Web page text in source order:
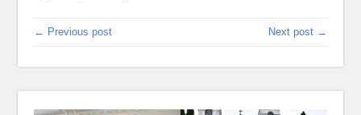
← Previous post Next post →